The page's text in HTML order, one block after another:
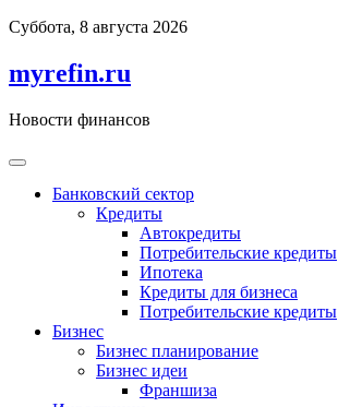
Перейти
содержимому
Суббота, 8 августа 2026
myrefin.ru
Новости финансов
Банковский сектор
Кредиты
Автокредиты
Потребительские кредиты
Ипотека
Кредиты для бизнеса
Потребительские кредиты
Бизнес
Бизнес планирование
Бизнес идеи
Франшиза